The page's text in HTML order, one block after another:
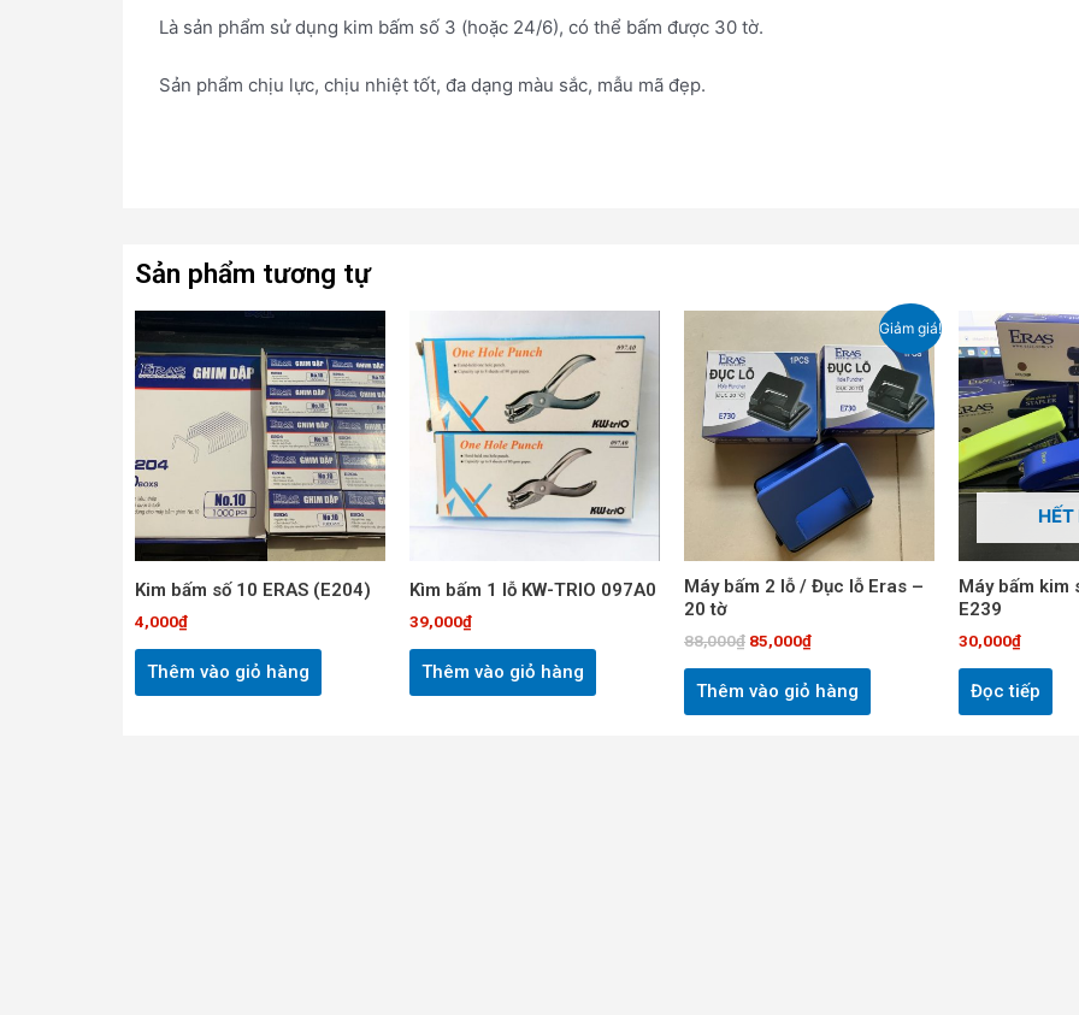
Là sản phẩm sử dụng kim bấm số 3 (hoặc 24/6), có thể bấm được 30 tờ.
Sản phẩm chịu lực, chịu nhiệt tốt, đa dạng màu sắc, mẫu mã đẹp.
Sản phẩm tương tự
Kim bấm số 10 ERAS (E204)
4,000₫
Thêm vào giỏ hàng
Kìm bấm 1 lỗ KW-TRIO 097A0
39,000₫
Thêm vào giỏ hàng
Giảm giá!
Máy bấm 2 lỗ / Đục lỗ Eras –
20 tờ
88,000₫
88,000₫.
85,000₫
tại
là:
85,000₫.
Thêm vào giỏ hàng
HẾT
Máy bấm kim
E239
30,000₫
Đọc tiếp